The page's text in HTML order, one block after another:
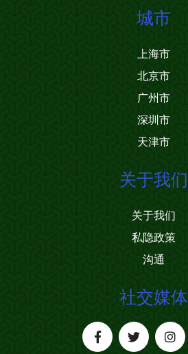
城市
上海市
北京市
广州市
深圳市
天津市
关于我们
关于我们
私隐政策
沟通
社交媒体